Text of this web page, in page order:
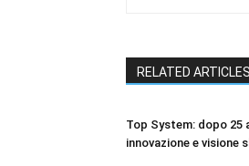
RELATED ARTICLES
Top System: dopo 25
innovazione e visione